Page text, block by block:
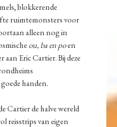
blokkerende
ruimtemonsters voor
alleen nog in
ou, ba en poen
aan Eric Cartier. Bij deze
handen.
Cartier de halve wereld
reisstrips van eigen